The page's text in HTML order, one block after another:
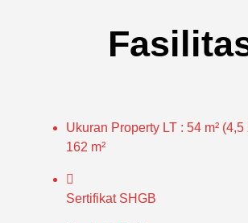
Ukuran Property LT : 54 m²
162 m²
Sertifikat SHGB